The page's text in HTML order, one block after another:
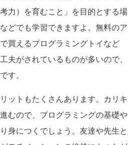
力）を育むこと」を目的とする場
どでも学習できますよ。無料のア
買えるプログラミングトイなど
夫がされているものが多いので、
す。
ットもたくさんあります。カリキ
むので、プログラミングの基礎や
身につくでしょう。友達や先生と